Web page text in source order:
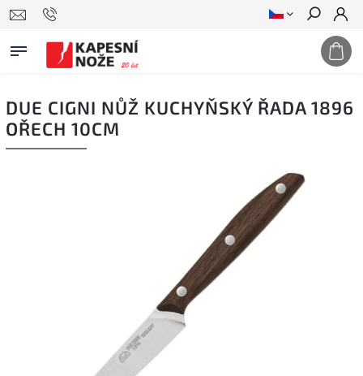
Hledat
DUE CIGNI NŮŽ KUCHYŇSKÝ ŘADA 1896
OŘECH 10CM